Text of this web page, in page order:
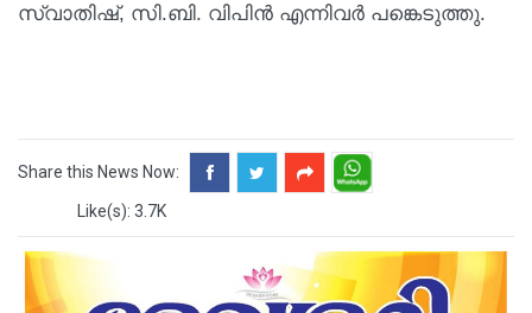
സ്വാതിഷ്, സി.ബി. വിപിൻ എന്നിവർ പങ്കെടുത്തു.
Share this News Now:
Like(s): 3.7K